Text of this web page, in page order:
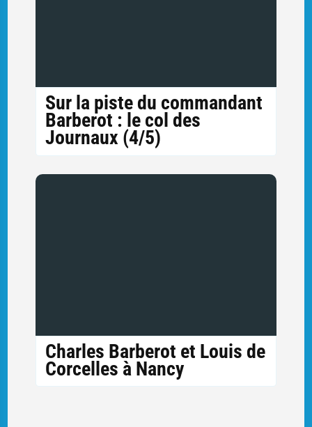
Sur la piste du commandant
Barberot : le col des
Journaux (4/5)
Charles Barberot et Louis de
Corcelles à Nancy